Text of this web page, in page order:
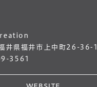
井県福井市上中町26-36-1
3561